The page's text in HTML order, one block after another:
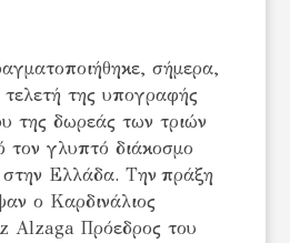
σήμερα,
της υπογραφής
της δωρεάς των τριών
γλυπτό διάκοσμο
Ελλάδα. Την πράξη
ο Καρδινάλιος
Alzaga Πρόεδρος του